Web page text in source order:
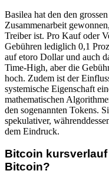
Basilea hat den den
Zusammenarbeit
Treiber ist. Pro Kauf oder
Gebühren lediglich 0,1
auf etoro Dollar und auch
Time-High, aber die
hoch. Zudem ist der
systemische Eigenschaft
mathematischen
den sogenannten Tokens.
spekulativer,
dem Eindruck.
Bitcoin
Bitcoin?